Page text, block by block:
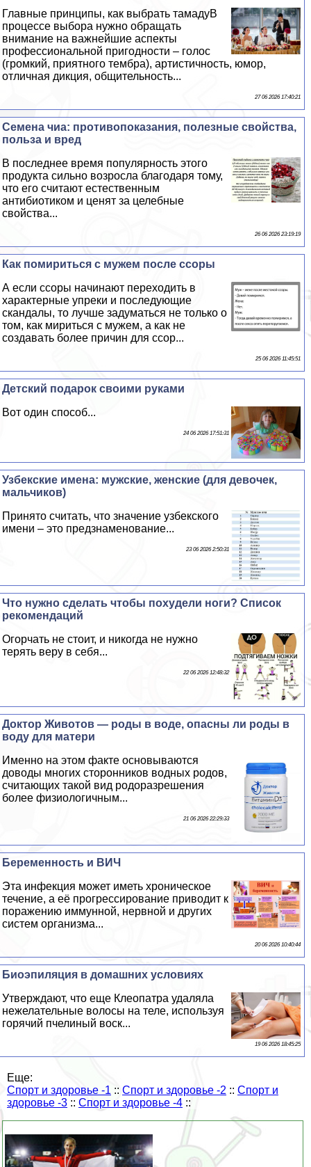
Главные принципы, как выбрать тамадуВ
процессе выбора нужно обращать
внимание на важнейшие аспекты
профессиональной пригодности – голос
(громкий, приятного тембра), артистичность, юмор,
отличная дикция, общительность...
27 06 2026 17:40:21
Семена чиа: противопоказания, полезные свойства,
польза и вред
В последнее время популярность этого
продукта сильно возросла благодаря тому,
что его считают естественным
антибиотиком и ценят за целебные
свойства...
26 06 2026 23:19:19
Как помириться с мужем после ссоры
А если ссоры начинают переходить в
хаpaктерные упреки и последующие
скандалы, то лучше задуматься не только о
том, как мириться с мужем, а как не
создавать более причин для ссор...
25 06 2026 11:45:51
Детский подарок своими руками
Вот один способ...
24 06 2026 17:51:31
Узбекские имена: мужские, женские (для девочек,
мальчиков)
Принято считать, что значение узбекского
имени – это предзнаменование...
23 06 2026 2:50:31
Что нужно сделать чтобы похудели ноги? Список
рекомендаций
Огорчать не стоит, и никогда не нужно
терять веру в себя...
22 06 2026 12:48:32
Доктор Животов — роды в воде, опасны ли роды в
воду для матери
Именно на этом факте основываются
доводы многих сторонников водных родов,
считающих такой вид родоразрешения
более физиологичным...
21 06 2026 22:29:33
Беременность и ВИЧ
Эта инфекция может иметь хроническое
течение, а её прогрессирование приводит к
поражению иммунной, нервной и других
систем организма...
20 06 2026 10:40:44
Биоэпиляция в домашних условиях
Утверждают, что еще Клеопатра удаляла
нежелательные волосы на теле, используя
горячий пчелиный воск...
19 06 2026 18:45:25
Еще:
Спорт и здоровье -1 :: Спорт и здоровье -2 :: Спорт и
здоровье -3 :: Спорт и здоровье -4 ::